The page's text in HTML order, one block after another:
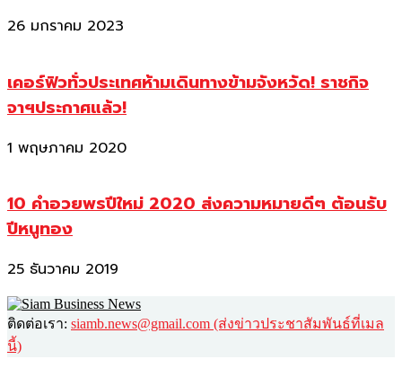
26 มกราคม 2023
เคอร์ฟิวทั่วประเทศห้ามเดินทางข้ามจังหวัด! ราชกิจ
จาฯประกาศแล้ว!
1 พฤษภาคม 2020
10 คำอวยพรปีใหม่ 2020 ส่งความหมายดีๆ ต้อนรับ
ปีหนูทอง
25 ธันวาคม 2019
ติดต่อเรา: siamb.news@gmail.com (ส่งข่าวประชาสัมพันธ์ที่เมล
นี้)